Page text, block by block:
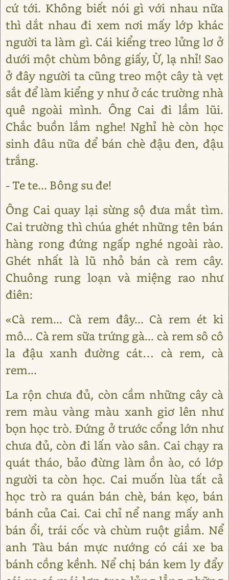
cứ tới. Không biết nói gì với nhau nữa
thì dắt nhau đi xem nơi mấy lớp khác
người ta làm gì. Cái kiểng treo lửng lơ ở
dưới một chùm bông giấy, Ừ, lạ nhỉ! Sao
ở đây người ta cũng treo một cây tà vẹt
sắt để làm kiểng y như ở các trường nhà
quê ngoài mình. Ông Cai đi lầm lũi.
Chắc buồn lắm nghe! Nghỉ hè còn học
sinh đâu nữa để bán chè đậu đen, đậu
trắng.
- Te te... Bông su đe!
Ông Cai quay lại sừng sộ đưa mắt tìm.
Cai trường thì chúa ghét những tên bán
hàng rong đứng ngấp nghé ngoài rào.
Ghét nhất là lũ nhỏ bán cà rem cây.
Chuông rung loạn và miệng rao như
điên:
«Cà rem... Cà rem đây... Cà rem ét ki
mô... Cà rem sữa trứng gà... cà rem sô cô
la đậu xanh đường cát… cà rem, cà
rem...
La rộn chưa đủ, còn cầm những cây cà
rem màu vàng màu xanh giơ lên như
bọn học trò. Đứng ở trước cổng lớn như
chưa đủ, còn đi lấn vào sân. Cai chạy ra
quát tháo, bảo đừng làm ồn ào, có lớp
người ta còn học. Cai muốn lùa tất cả
học trò ra quán bán chè, bán kẹo, bán
bánh của Cai. Cai chỉ nể nang mấy anh
bán ổi, trái cốc và chùm ruột giầm. Nể
anh Tàu bán mực nướng có cái xe ba
bánh cồng kềnh. Nể chị bán kem ly đẩy